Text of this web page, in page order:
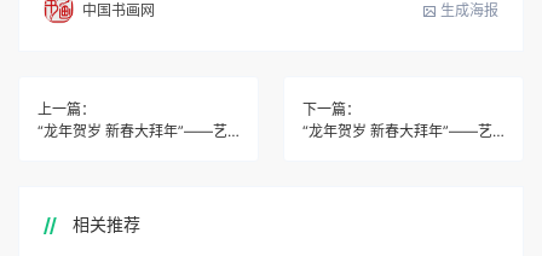
中国书画网 生成海报
上一篇：
“龙年贺岁 新春大拜年”――艺术家孙荣良
下一篇：
“龙年贺岁 新春大拜年”――艺术家谢久洪
相关推荐